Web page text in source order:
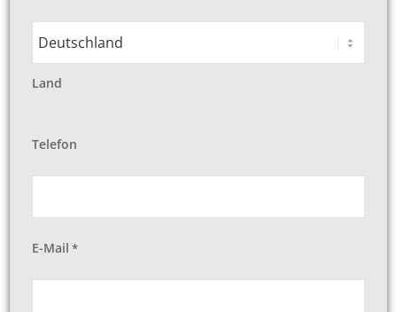
Land
Telefon
E-Mail *